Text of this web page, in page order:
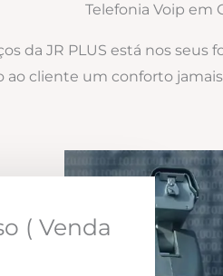
Telefonia Voip em
da JR PLUS está nos
cliente um conforto
( Venda